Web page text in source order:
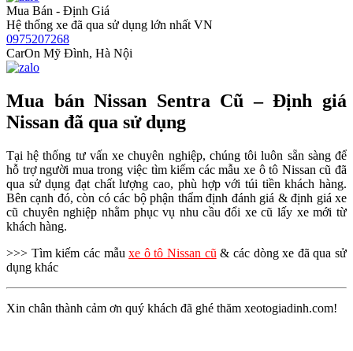
Mua Bán - Định Giá
Hệ thống xe đã qua sử dụng lớn nhất VN
0975207268
CarOn Mỹ Đình, Hà Nội
Mua bán Nissan Sentra Cũ – Định giá
Nissan đã qua sử dụng
Tại hệ thống tư vấn xe chuyên nghiệp, chúng tôi luôn sẵn sàng để
hỗ trợ người mua trong việc tìm kiếm các mẫu xe ô tô Nissan cũ đã
qua sử dụng đạt chất lượng cao, phù hợp với túi tiền khách hàng.
Bên cạnh đó, còn có các bộ phận thẩm định đánh giá & định giá xe
cũ chuyên nghiệp nhằm phục vụ nhu cầu đổi xe cũ lấy xe mới từ
khách hàng.
>>> Tìm kiếm các mẫuxe ô tô Nissan cũ & các dòng xe đã qua sử
dụng khác
Xin chân thành cảm ơn quý khách đã ghé thăm xeotogiadinh.com!